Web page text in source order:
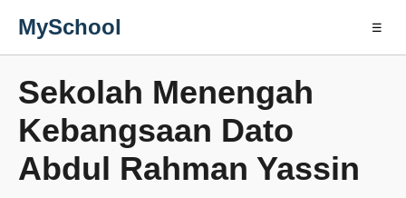
MySchool ☰
Sekolah Menengah
Kebangsaan Dato
Abdul Rahman Yassin